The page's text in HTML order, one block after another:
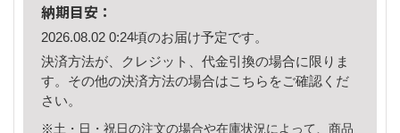
納期目安：
2026.08.02 0:24頃のお届け予定です。
決済方法が、クレジット、代金引換の場合に限りま
す。その他の決済方法の場合はこちら をご確認くだ
さい。
※土・日・祝日の注文の場合や在庫状況によって、商品